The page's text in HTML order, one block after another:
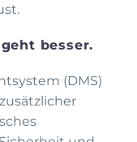
besser.
(DMS)